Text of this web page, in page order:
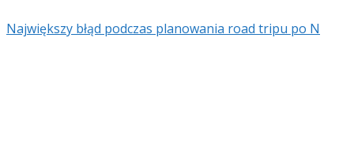
Największy błąd podczas planowania road tripu po N